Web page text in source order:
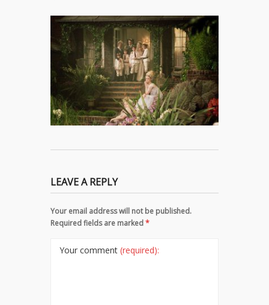
LEAVE A REPLY
Your email address will not be published.
Required fields are marked*
Your comment (required):